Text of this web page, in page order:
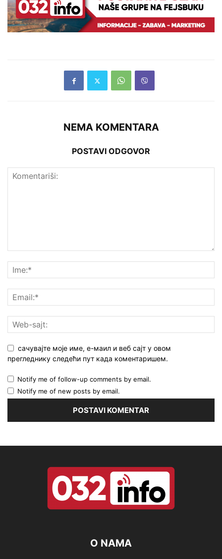
NEMA KOMENTARA
POSTAVI ODGOVOR
сачувајте моје име, е-маил и веб сајт у овом
прегледнику следећи пут када коментаришем.
Notify me of follow-up comments by email.
Notify me of new posts by email.
O NAMA